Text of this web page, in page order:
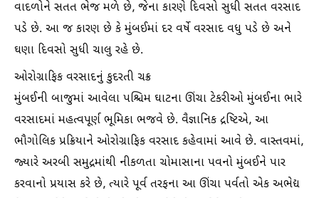
વાદળોને સતત ભેજ મળે છે, જેના કારણે દિવસો સુધી સતત વરસાદ
પડે છે. આ જ કારણ છે કે મુંબઈમાં દર વર્ષે વરસાદ વધુ પડે છે અને
ઘણા દિવસો સુધી ચાલુ રહે છે.
ઓરોગ્રાફિક વરસાદનું કુદરતી ચક્ર
મુંબઈની બાજુમાં આવેલા પશ્ચિમ ઘાટના ઊંચા ટેકરીઓ મુંબઈના ભારે
વરસાદમાં મહત્વપૂર્ણ ભૂમિકા ભજવે છે. વૈજ્ઞાનિક દ્રષ્ટિએ, આ
ભૌગોલિક પ્રક્રિયાને ઓરોગ્રાફિક વરસાદ કહેવામાં આવે છે. વાસ્તવમાં,
જ્યારે અરબી સમુદ્રમાંથી નીકળતા ચોમાસાના પવનો મુંબઈને પાર
કરવાનો પ્રયાસ કરે છે, ત્યારે પૂર્વ તરફના આ ઊંચા પર્વતો એક અભેદ્ય